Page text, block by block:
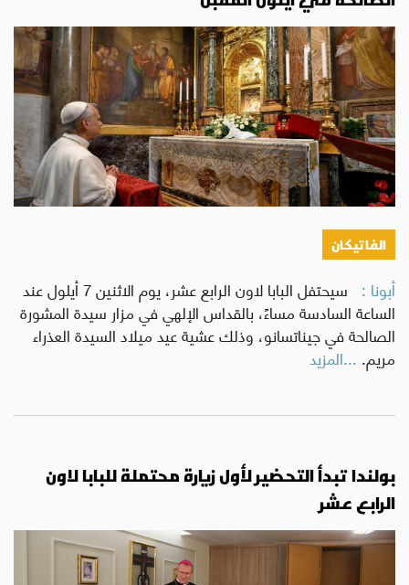
الفاتيكان
أبونا : سيحتفل البابا لاون الرابع عشر، يوم الاثنين 7 أيلول عند
الساعة السادسة مساءً، بالقداس الإلهي في مزار سيدة المشورة
الصالحة في جيناتسانو، وذلك عشية عيد ميلاد السيدة العذراء
مريم. ...المزيد
بولندا تبدأ التحضير لأول زيارة محتملة للبابا لاون
الرابع عشر